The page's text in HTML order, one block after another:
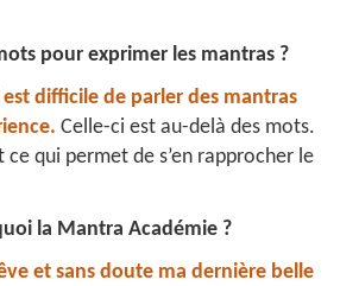
pour exprimer les mantras ?
est difficile de parler des mantras
Celle-ci est au-delà des mots.
ce qui permet de s’en rapprocher le
la Mantra Académie ?
et sans doute ma dernière belle